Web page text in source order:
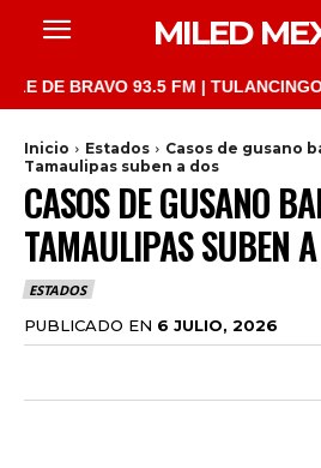
MILED
BRAVO 93.5 FM | TULANCINGO
Inicio Estados
Casos de gusano
Tamaulipas suben a dos
CASOS DE GUSANO
TAMAULIPAS SUBEN
ESTADOS
PUBLICADO EN 6 JULIO, 2026